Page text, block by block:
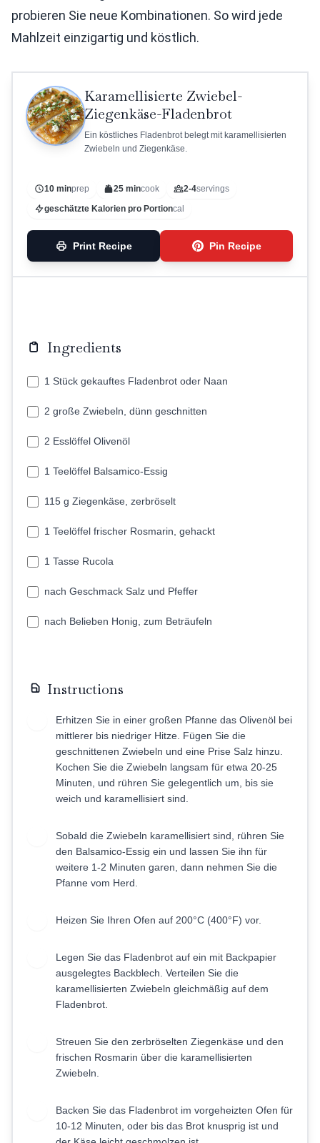
probieren Sie neue Kombinationen. So wird jede
Mahlzeit einzigartig und köstlich.
Karamellisierte Zwiebel-
Ziegenkäse-Fladenbrot
Ein köstliches Fladenbrot belegt mit karamellisierten
Zwiebeln und Ziegenkäse.
10 minprep 25 mincook 2-4servings
geschätzte Kalorien pro Portioncal
Print Recipe Pin Recipe
Ingredients
1 Stück gekauftes Fladenbrot oder Naan
2 große Zwiebeln, dünn geschnitten
2 Esslöffel Olivenöl
1 Teelöffel Balsamico-Essig
115 g Ziegenkäse, zerbröselt
1 Teelöffel frischer Rosmarin, gehackt
1 Tasse Rucola
nach Geschmack Salz und Pfeffer
nach Belieben Honig, zum Beträufeln
Instructions
Erhitzen Sie in einer großen Pfanne das Olivenöl bei
mittlerer bis niedriger Hitze. Fügen Sie die
geschnittenen Zwiebeln und eine Prise Salz hinzu.
Kochen Sie die Zwiebeln langsam für etwa 20-25
Minuten, und rühren Sie gelegentlich um, bis sie
weich und karamellisiert sind.
Sobald die Zwiebeln karamellisiert sind, rühren Sie
den Balsamico-Essig ein und lassen Sie ihn für
weitere 1-2 Minuten garen, dann nehmen Sie die
Pfanne vom Herd.
Heizen Sie Ihren Ofen auf 200°C (400°F) vor.
Legen Sie das Fladenbrot auf ein mit Backpapier
ausgelegtes Backblech. Verteilen Sie die
karamellisierten Zwiebeln gleichmäßig auf dem
Fladenbrot.
Streuen Sie den zerbröselten Ziegenkäse und den
frischen Rosmarin über die karamellisierten
Zwiebeln.
Backen Sie das Fladenbrot im vorgeheizten Ofen für
10-12 Minuten, oder bis das Brot knusprig ist und